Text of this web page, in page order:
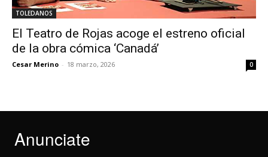
TOLEDANOS
El Teatro de Rojas acoge el estreno oficial
de la obra cómica ‘Canadá’
Cesar Merino - 18 marzo, 2026 0
Anunciate